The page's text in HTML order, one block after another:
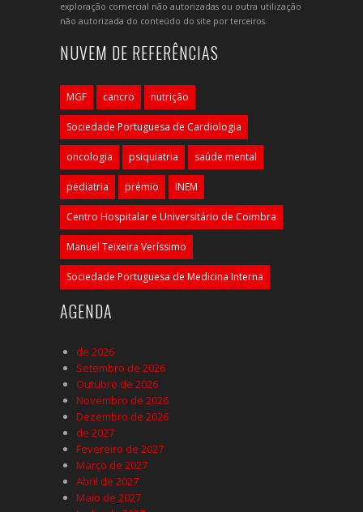
exploração comercial não autorizadas ou outra utilização
não autorizada do conteúdo do site por terceiros.
NUVEM DE REFERÊNCIAS
MGF cancro nutrição
Sociedade Portuguesa de Cardiologia
oncologia psiquiatria saúde mental
pediatria prémio INEM
Centro Hospitalar e Universitário de Coimbra
Manuel Teixeira Veríssimo
Sociedade Portuguesa de Medicina Interna
AGENDA
de 2026
Setembro de 2026
Outubro de 2026
Novembro de 2026
Dezembro de 2026
de 2027
Fevereiro de 2027
Março de 2027
Abril de 2027
Maio de 2027